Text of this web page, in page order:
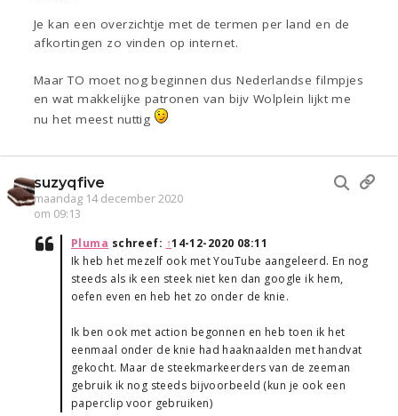
Je kan een overzichtje met de termen per land en de
afkortingen zo vinden op internet.
Maar TO moet nog beginnen dus Nederlandse filmpjes
en wat makkelijke patronen van bijv Wolplein lijkt me
nu het meest nuttig
suzyqfive
maandag 14 december 2020
om 09:13
Pluma schreef: ↑14-12-2020 08:11
Ik heb het mezelf ook met YouTube aangeleerd. En nog
steeds als ik een steek niet ken dan google ik hem,
oefen even en heb het zo onder de knie.
Ik ben ook met action begonnen en heb toen ik het
eenmaal onder de knie had haaknaalden met handvat
gekocht. Maar de steekmarkeerders van de zeeman
gebruik ik nog steeds bijvoorbeeld (kun je ook een
paperclip voor gebruiken)